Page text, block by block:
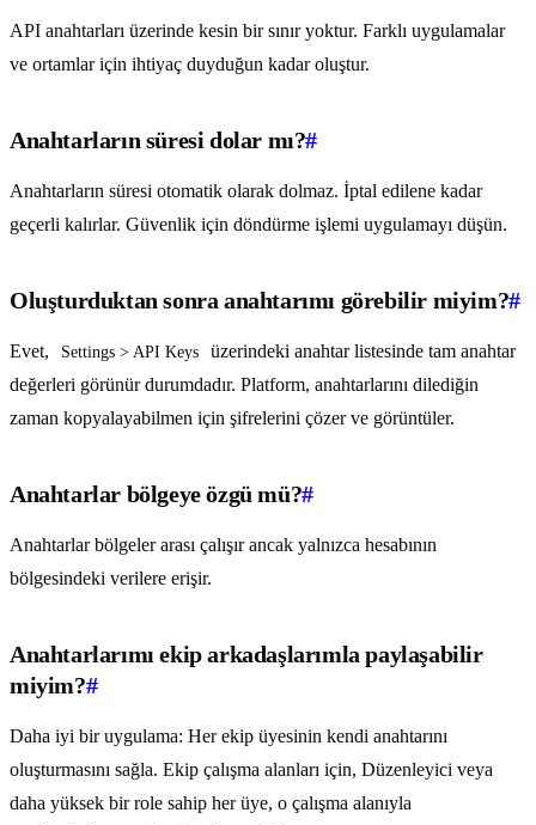
API anahtarları üzerinde kesin bir sınır yoktur. Farklı uygulamalar
ve ortamlar için ihtiyaç duyduğun kadar oluştur.
Anahtarların süresi dolar mı?#
Anahtarların süresi otomatik olarak dolmaz. İptal edilene kadar
geçerli kalırlar. Güvenlik için döndürme işlemi uygulamayı düşün.
Oluşturduktan sonra anahtarımı görebilir miyim?#
Evet, Settings > API Keys
üzerindeki anahtar listesinde tam anahtar
değerleri görünür durumdadır. Platform, anahtarlarını dilediğin
zaman kopyalayabilmen için şifrelerini çözer ve görüntüler.
Anahtarlar bölgeye özgü mü?#
Anahtarlar bölgeler arası çalışır ancak yalnızca hesabının
bölgesindeki verilere erişir.
Anahtarlarımı ekip arkadaşlarımla paylaşabilir
miyim?#
Daha iyi bir uygulama: Her ekip üyesinin kendi anahtarını
oluşturmasını sağla. Ekip çalışma alanları için, Düzenleyici veya
daha yüksek bir role sahip her üye, o çalışma alanıyla